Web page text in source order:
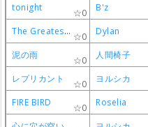
tonight
0 B'z
The Greatest Thing
0 Dylan
泥の雨
0 人間椅子
レプリカント
0 ヨルシカ
FIRE BIRD
0 Roselia
tonight
0 B'z
The Greatest Thing
0 Dylan
泥の雨
0 人間椅子
レプリカント
0 ヨルシカ
FIRE BIRD
0 Roselia
tonight
0 B'z
The Greatest Thing
0 Dylan
泥の雨
0 人間椅子
レプリカント
0 ヨルシカ
FIRE BIRD
0 Roselia
tonight
0 B'z
The Greatest Thing
0 Dylan
泥の雨
0 人間椅子
レプリカント
0 ヨルシカ
FIRE BIRD
0 Roselia